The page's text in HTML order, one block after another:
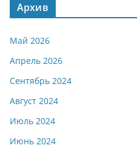
Архив
Май 2026
Апрель 2026
Сентябрь 2024
Август 2024
Июль 2024
Июнь 2024